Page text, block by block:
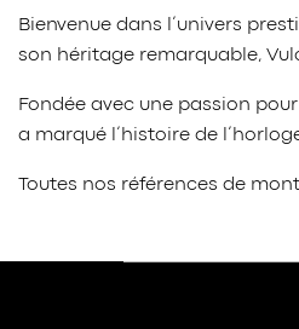
Bienvenue dans l’univers
son héritage remarquable,
Fondée avec une passion
a marqué l’histoire de
Toutes nos références de